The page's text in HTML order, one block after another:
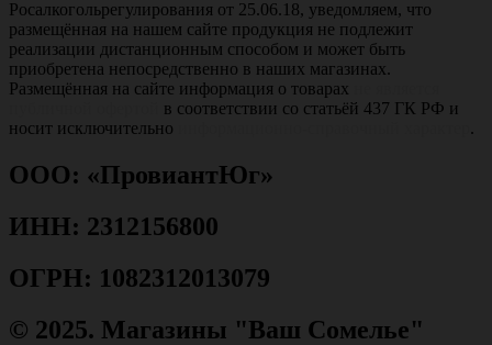
Росалкогольрегулирования от 25.06.18, уведомляем, что
размещённая на нашем сайте продукция не подлежит
реализации дистанционным способом и может быть
приобретена непосредственно в наших магазинах.
Размещённая на сайте информация о товарах
в соответствии со статьёй 437 ГК РФ и
носит исключительно
.
ООО: «ПровиантЮг»
ИНН: 2312156800
ОГРН: 1082312013079
© 2025. Магазины "Ваш Сомелье"